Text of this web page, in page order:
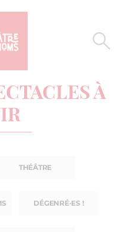
À
THÉÂTRE
DÉGENRÉ·ES !